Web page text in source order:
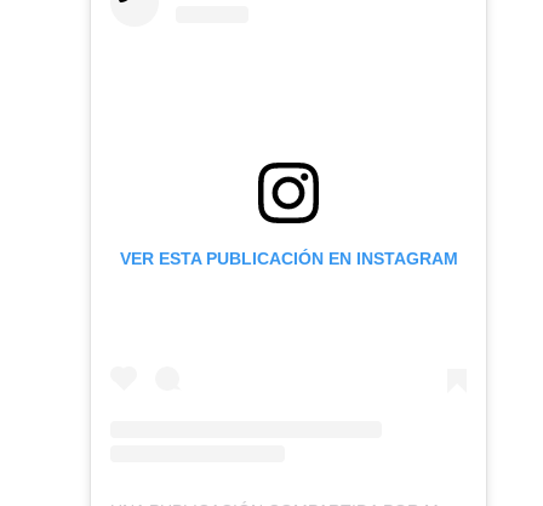
VER ESTA PUBLICACIÓN EN INSTAGRAM